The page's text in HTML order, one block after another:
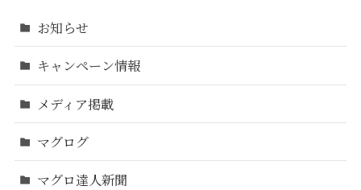
お知らせ
キャンペーン情報
メディア掲載
マグログ
マグロ達人新聞